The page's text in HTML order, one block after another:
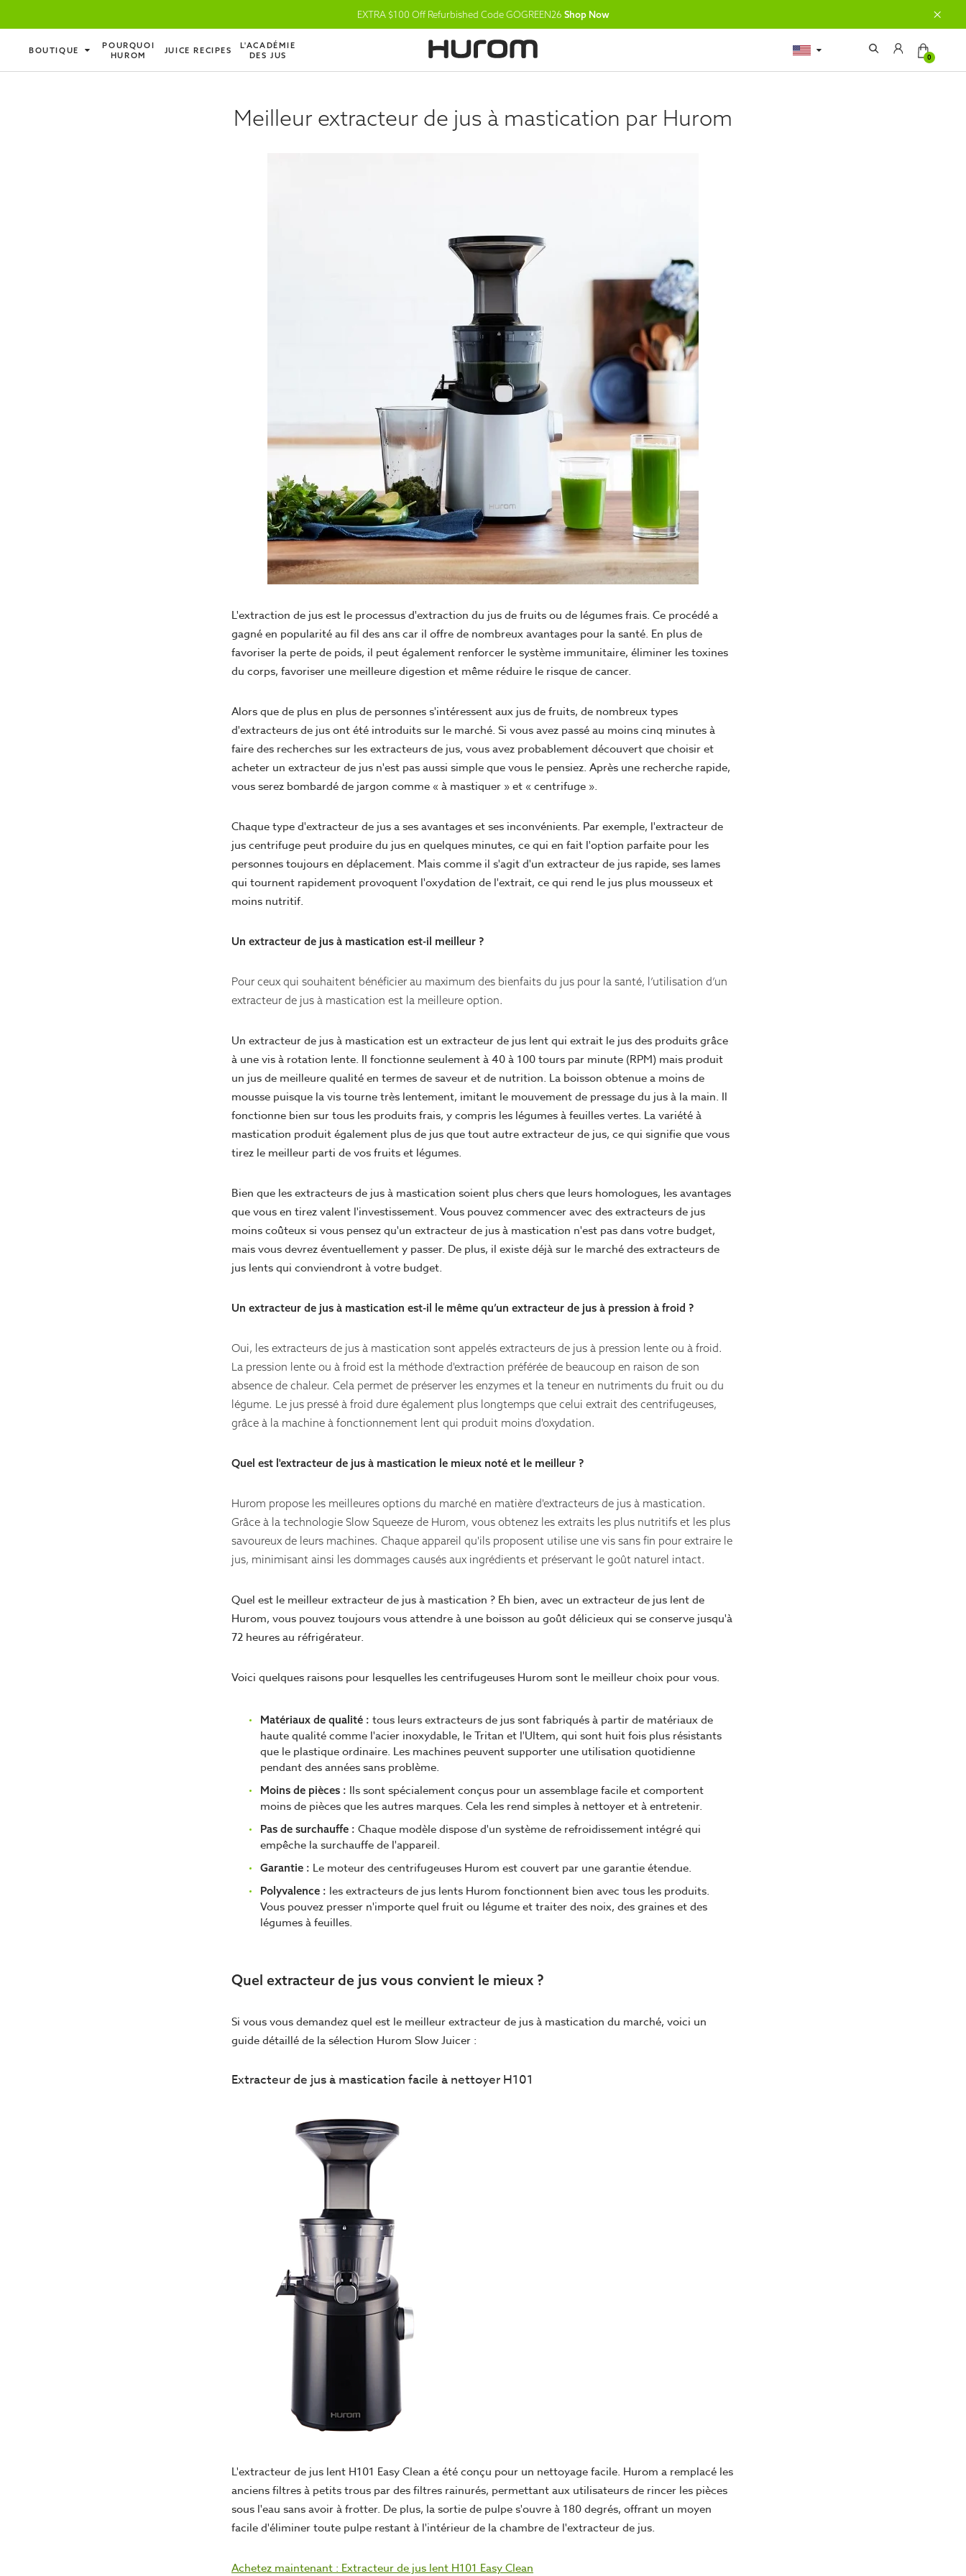
EXTRA $100 Off Refurbished Code GOGREEN26 Shop Now
BOUTIQUE
POURQUOI
HUROM
JUICE RECIPES
L'ACADÉMIE
DES JUS
0
Meilleur extracteur de jus à mastication par Hurom
L'extraction de jus est le processus d'extraction du jus de fruits ou de légumes frais. Ce procédé a
gagné en popularité au fil des ans car il offre de nombreux avantages pour la santé. En plus de
favoriser la perte de poids, il peut également renforcer le système immunitaire, éliminer les toxines
du corps, favoriser une meilleure digestion et même réduire le risque de cancer.
Alors que de plus en plus de personnes s'intéressent aux jus de fruits, de nombreux types
d'extracteurs de jus ont été introduits sur le marché. Si vous avez passé au moins cinq minutes à
faire des recherches sur les extracteurs de jus, vous avez probablement découvert que choisir et
acheter un extracteur de jus n'est pas aussi simple que vous le pensiez. Après une recherche rapide,
vous serez bombardé de jargon comme « à mastiquer » et « centrifuge ».
Chaque type d'extracteur de jus a ses avantages et ses inconvénients. Par exemple, l'extracteur de
jus centrifuge peut produire du jus en quelques minutes, ce qui en fait l'option parfaite pour les
personnes toujours en déplacement. Mais comme il s'agit d'un extracteur de jus rapide, ses lames
qui tournent rapidement provoquent l'oxydation de l'extrait, ce qui rend le jus plus mousseux et
moins nutritif.
Un extracteur de jus à mastication est-il meilleur ?
Pour ceux qui souhaitent bénéficier au maximum des bienfaits du jus pour la santé, l’utilisation d’un
extracteur de jus à mastication est la meilleure option.
Un extracteur de jus à mastication est un extracteur de jus lent qui extrait le jus des produits grâce
à une vis à rotation lente. Il fonctionne seulement à 40 à 100 tours par minute (RPM) mais produit
un jus de meilleure qualité en termes de saveur et de nutrition. La boisson obtenue a moins de
mousse puisque la vis tourne très lentement, imitant le mouvement de pressage du jus à la main. Il
fonctionne bien sur tous les produits frais, y compris les légumes à feuilles vertes. La variété à
mastication produit également plus de jus que tout autre extracteur de jus, ce qui signifie que vous
tirez le meilleur parti de vos fruits et légumes.
Bien que les extracteurs de jus à mastication soient plus chers que leurs homologues, les avantages
que vous en tirez valent l'investissement. Vous pouvez commencer avec des extracteurs de jus
moins coûteux si vous pensez qu'un extracteur de jus à mastication n'est pas dans votre budget,
mais vous devrez éventuellement y passer. De plus, il existe déjà sur le marché des extracteurs de
jus lents qui conviendront à votre budget.
Un extracteur de jus à mastication est-il le même qu’un extracteur de jus à pression à froid ?
Oui, les extracteurs de jus à mastication sont appelés extracteurs de jus à pression lente ou à froid.
La pression lente ou à froid est la méthode d'extraction préférée de beaucoup en raison de son
absence de chaleur. Cela permet de préserver les enzymes et la teneur en nutriments du fruit ou du
légume. Le jus pressé à froid dure également plus longtemps que celui extrait des centrifugeuses,
grâce à la machine à fonctionnement lent qui produit moins d'oxydation.
Quel est l'extracteur de jus à mastication le mieux noté et le meilleur ?
Hurom propose les meilleures options du marché en matière d'extracteurs de jus à mastication.
Grâce à la technologie Slow Squeeze de Hurom, vous obtenez les extraits les plus nutritifs et les plus
savoureux de leurs machines. Chaque appareil qu'ils proposent utilise une vis sans fin pour extraire le
jus, minimisant ainsi les dommages causés aux ingrédients et préservant le goût naturel intact.
Quel est le meilleur extracteur de jus à mastication ? Eh bien, avec un extracteur de jus lent de
Hurom, vous pouvez toujours vous attendre à une boisson au goût délicieux qui se conserve jusqu'à
72 heures au réfrigérateur.
Voici quelques raisons pour lesquelles les centrifugeuses Hurom sont le meilleur choix pour vous.
Matériaux de qualité : tous leurs extracteurs de jus sont fabriqués à partir de matériaux de
haute qualité comme l'acier inoxydable, le Tritan et l'Ultem, qui sont huit fois plus résistants
que le plastique ordinaire. Les machines peuvent supporter une utilisation quotidienne
pendant des années sans problème.
Moins de pièces : Ils sont spécialement conçus pour un assemblage facile et comportent
moins de pièces que les autres marques. Cela les rend simples à nettoyer et à entretenir.
Pas de surchauffe : Chaque modèle dispose d'un système de refroidissement intégré qui
empêche la surchauffe de l'appareil.
Garantie : Le moteur des centrifugeuses Hurom est couvert par une garantie étendue.
Polyvalence : les extracteurs de jus lents Hurom fonctionnent bien avec tous les produits.
Vous pouvez presser n'importe quel fruit ou légume et traiter des noix, des graines et des
légumes à feuilles.
Quel extracteur de jus vous convient le mieux ?
Si vous vous demandez quel est le meilleur extracteur de jus à mastication du marché, voici un
guide détaillé de la sélection Hurom Slow Juicer :
Extracteur de jus à mastication facile à nettoyer H101
L'extracteur de jus lent H101 Easy Clean a été conçu pour un nettoyage facile. Hurom a remplacé les
anciens filtres à petits trous par des filtres rainurés, permettant aux utilisateurs de rincer les pièces
sous l'eau sans avoir à frotter. De plus, la sortie de pulpe s'ouvre à 180 degrés, offrant un moyen
facile d'éliminer toute pulpe restant à l'intérieur de la chambre de l'extracteur de jus.
Achetez maintenant : Extracteur de jus lent H101 Easy Clean